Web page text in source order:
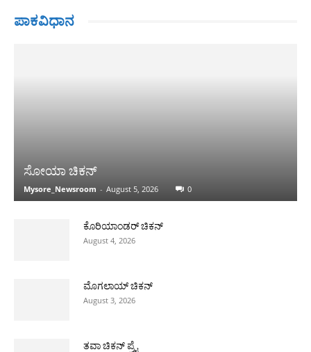
ಪಾಕವಿಧಾನ
ಸೋಯಾ ಚಿಕನ್
Mysore_Newsroom - August 5, 2026 0
ಕೊರಿಯಾಂಡರ್ ಚಿಕನ್
August 4, 2026
ಮೊಗಲಾಯ್ ಚಿಕನ್
August 3, 2026
ತವಾ ಚಿಕನ್ ಪ್ರೈ